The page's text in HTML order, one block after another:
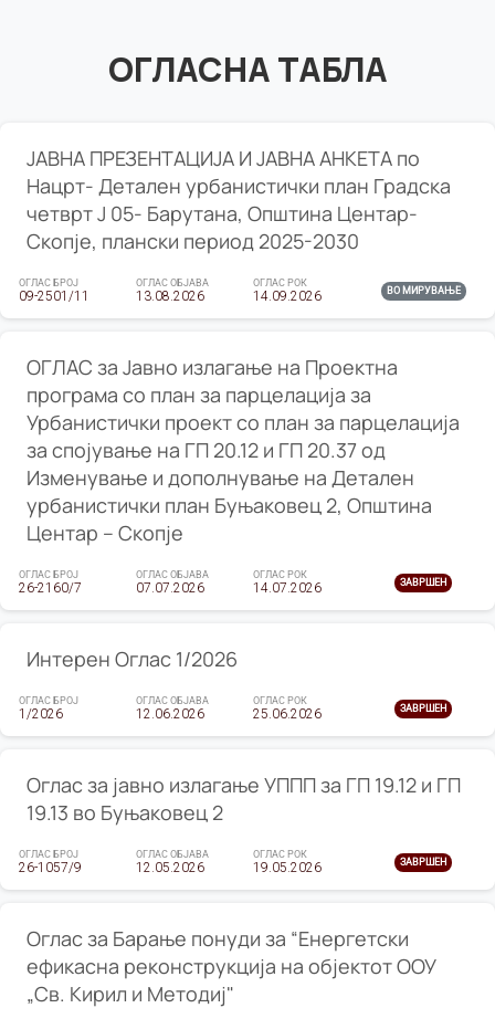
ОГЛАСНА ТАБЛА
ЈАВНА ПРЕЗЕНТАЦИЈА И ЈАВНА АНКЕТА по
Нацрт- Детален урбанистички план Градска
четврт Ј 05- Барутана, Општина Центар-
Скопје, плански период 2025-2030
ОГЛАС БРОЈ
09-2501/11
ОГЛАС ОБЈАВА
13.08.2026
ОГЛАС РОК
14.09.2026 ВО МИРУВАЊЕ
ОГЛАС за Јавно излагање на Проектна
програма со план за парцелација за
Урбанистички проект со план за парцелација
за спојување на ГП 20.12 и ГП 20.37 од
Изменување и дополнување на Детален
урбанистички план Буњаковец 2, Општина
Центар – Скопје
ОГЛАС БРОЈ
26-2160/7
ОГЛАС ОБЈАВА
07.07.2026
ОГЛАС РОК
14.07.2026 ЗАВРШЕН
Интерен Оглас 1/2026
ОГЛАС БРОЈ
1/2026
ОГЛАС ОБЈАВА
12.06.2026
ОГЛАС РОК
25.06.2026 ЗАВРШЕН
Оглас за јавно излагање УППП за ГП 19.12 и ГП
19.13 во Буњаковец 2
ОГЛАС БРОЈ
26-1057/9
ОГЛАС ОБЈАВА
12.05.2026
ОГЛАС РОК
19.05.2026 ЗАВРШЕН
Оглас за Барање понуди за “Енергетски
ефикасна реконструкција на објектот ООУ
„Св. Кирил и Методиј"